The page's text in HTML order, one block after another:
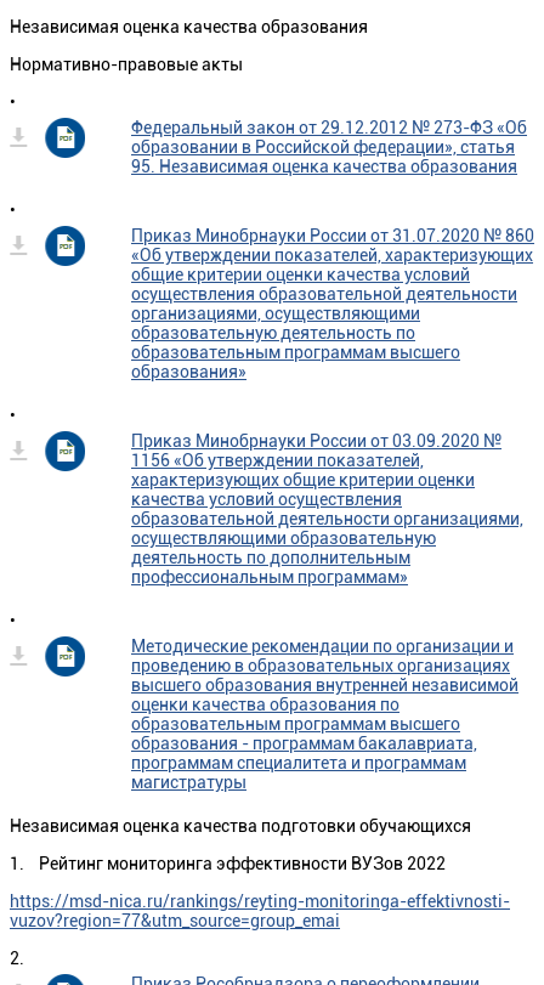
Независимая оценка качества образования
Нормативно-правовые акты
•
Федеральный закон от 29.12.2012 № 273-ФЗ «Об
образовании в Российской федерации», статья
95. Независимая оценка качества образования
•
Приказ Минобрнауки России от 31.07.2020 № 860
«Об утверждении показателей, характеризующих
общие критерии оценки качества условий
осуществления образовательной деятельности
организациями, осуществляющими
образовательную деятельность по
образовательным программам высшего
образования»
•
Приказ Минобрнауки России от 03.09.2020 №
1156 «Об утверждении показателей,
характеризующих общие критерии оценки
качества условий осуществления
образовательной деятельности организациями,
осуществляющими образовательную
деятельность по дополнительным
профессиональным программам»
•
Методические рекомендации по организации и
проведению в образовательных организациях
высшего образования внутренней независимой
оценки качества образования по
образовательным программам высшего
образования - программам бакалавриата,
программам специалитета и программам
магистратуры
Независимая оценка качества подготовки обучающихся
1. Рейтинг мониторинга эффективности ВУЗов 2022
https://msd-nica.ru/rankings/reyting-monitoringa-effektivnosti-
vuzov?region=77&utm_source=group_emai
2.